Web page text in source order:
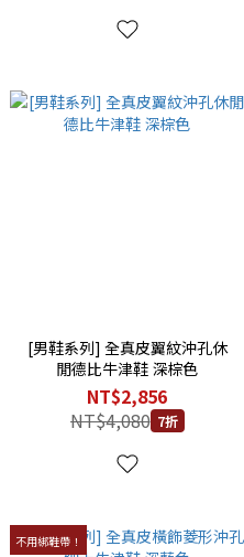
[男鞋系列] 全真皮翼紋沖孔休
閒德比牛津鞋 深棕色
NT$2,856
NT$4,080 7折
不用綁鞋帶！